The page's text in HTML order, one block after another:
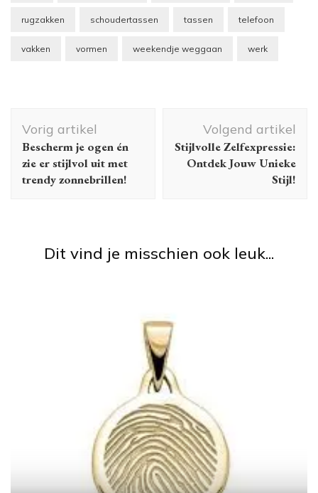
rugzakken schoudertassen tassen telefoon
vakken vormen weekendje weggaan werk
Vorig artikel
Bescherm je ogen én
zie er stijlvol uit met
trendy zonnebrillen!
Volgend artikel
Stijlvolle Zelfexpressie:
Ontdek Jouw Unieke
Stijl!
Dit vind je misschien ook leuk...